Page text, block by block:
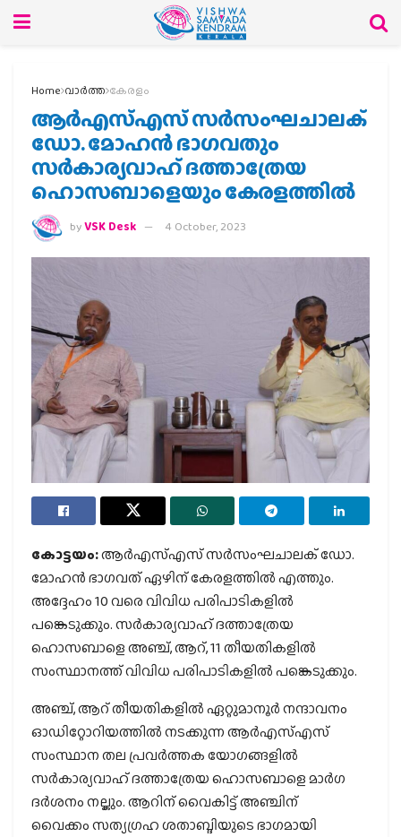
Home വാര്‍ത്ത കേരളം
ആര്‍എസ്എസ് സര്‍സംഘചാലക്
ഡോ. മോഹന്‍ ഭാഗവതും
സര്‍കാര്യവാഹ് ദത്താത്രേയ
ഹൊസബാളെയും കേരളത്തില്‍
byVSK Desk 4 October, 2023
കോട്ടയം:ആര്‍എസ്എസ് സര്‍സംഘചാലക് ഡോ.
മോഹന്‍ ഭാഗവത് ഏഴിന് കേരളത്തില്‍ എത്തും.
അദ്ദേഹം 10 വരെ വിവിധ പരിപാടികളില്‍
പങ്കെടുക്കും. സര്‍കാര്യവാഹ് ദത്താത്രേയ
ഹൊസബാളെ അഞ്ച്, ആറ്, 11 തീയതികളില്‍
സംസ്ഥാനത്ത് വിവിധ പരിപാടികളില്‍ പങ്കെടുക്കും.
അഞ്ച്, ആറ് തീയതികളില്‍ ഏറ്റുമാനൂര്‍ നന്ദാവനം
ഓഡിറ്റോറിയത്തില്‍ നടക്കുന്ന ആര്‍എസ്എസ്
സംസ്ഥാന തല പ്രവര്‍ത്തക യോഗങ്ങളില്‍
സര്‍കാര്യവാഹ് ദത്താത്രേയ ഹൊസബാളെ മാര്‍ഗ
ദര്‍ശനം നല്കും. ആറിന് വൈകിട്ട് അഞ്ചിന്
വൈക്കം സത്യഗ്രഹ ശതാബ്ദിയുടെ ഭാഗമായി